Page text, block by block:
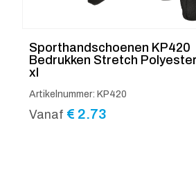
Sporthandschoenen KP420
Bedrukken Stretch
xl
Artikelnummer: KP420
Vanaf € 2.73